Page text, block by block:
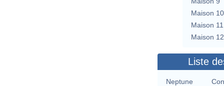
Maison 10
Maison 11
Maison 12
Liste
Neptune